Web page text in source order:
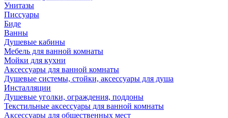
Унитазы
Писсуары
Биде
Ванны
Душевые кабины
Мебель для ванной комнаты
Мойки для кухни
Аксессуары для ванной комнаты
Душевые системы, стойки, аксессуары для душа
Инсталляции
Душевые уголки, ограждения, поддоны
Текстильные аксессуары для ванной комнаты
Аксессуары для общественных мест